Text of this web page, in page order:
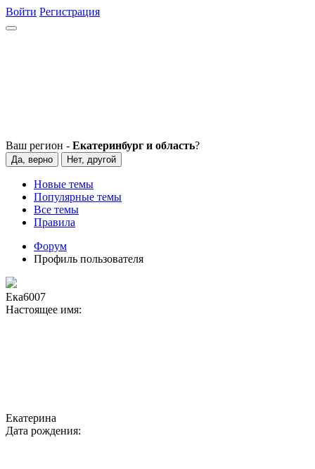
Войти Регистрация
Ваш регион - Екатеринбург и область?
Да, верно Нет, другой
Новые темы
Популярные темы
Все темы
Правила
Форум
Профиль пользователя
Ека6007
Настоящее имя:
Екатерина
Дата рождения: